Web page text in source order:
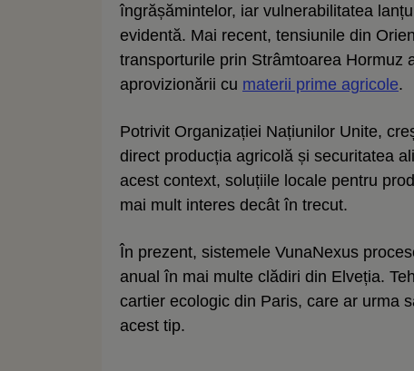
îngrășămintelor, iar vulnerabilitatea
evidentă. Mai recent, tensiunile din
transporturile prin Strâmtoarea Hormuz
aprovizionării cu materii prime agricole.
Potrivit Organizației Națiunilor Unite,
direct producția agricolă și securitatea
acest context, soluțiile locale pentru
mai mult interes decât în trecut.
În prezent, sistemele VunaNexus
anual în mai multe clădiri din Elveția.
cartier ecologic din Paris, care ar urma
acest tip.